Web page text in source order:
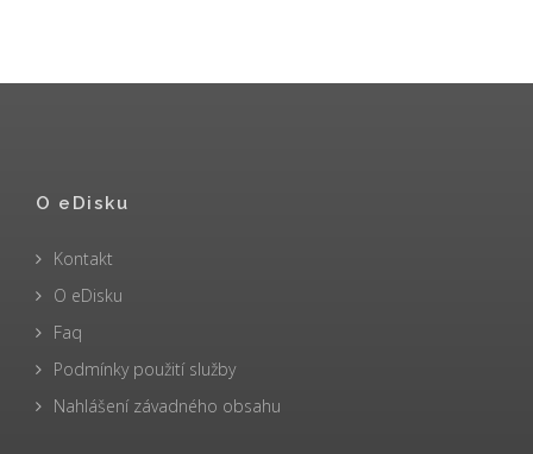
O eDisku
Kontakt
O eDisku
Faq
Podmínky použití služby
Nahlášení závadného obsahu